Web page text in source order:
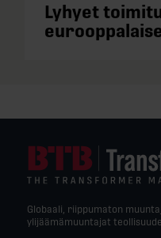
Lyhyet
Globaali, riippumaton
ylijäämämuuntajat